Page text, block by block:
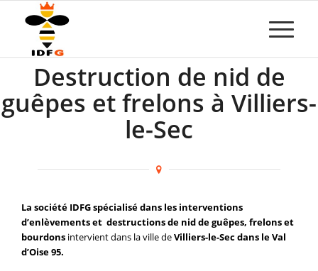
Destruction de nid de
guêpes et frelons à Villiers-
le-Sec
La société IDFG spécialisé dans les interventions
d’enlèvements et destructions de nid de guêpes, frelons et
bourdons intervient dans la ville deVilliers-le-Sec dans le Val
d’Oise 95.